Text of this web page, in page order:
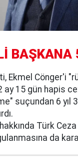
BAŞKANA
Ekmel Cönger'i
ay 15 gün hapis
suçundan 6 yıl
Türk
da